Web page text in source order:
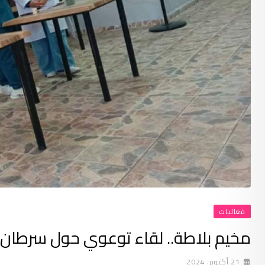
فعاليات
مخيم بلاطة.. لقاء توعوي حول
21 أكتوبر، 2024